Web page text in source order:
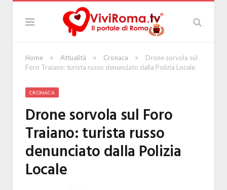
Home » Attualità » Cronaca »
Drone sorvola sul
Foro Traiano: turista russo denunciato dalla Polizia Locale
CRONACA
Drone sorvola sul Foro
Traiano: turista russo
denunciato dalla Polizia
Locale